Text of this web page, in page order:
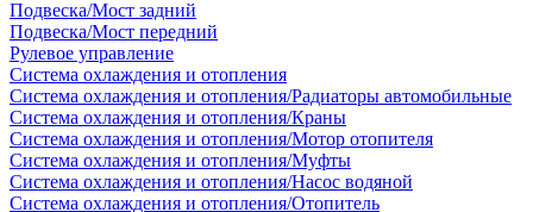
Подвеска/Мост задний
Подвеска/Мост передний
Рулевое управление
Система охлаждения и отопления
Система охлаждения и отопления/Радиаторы автомобильные
Система охлаждения и отопления/Краны
Система охлаждения и отопления/Мотор отопителя
Система охлаждения и отопления/Муфты
Система охлаждения и отопления/Насос водяной
Система охлаждения и отопления/Отопитель